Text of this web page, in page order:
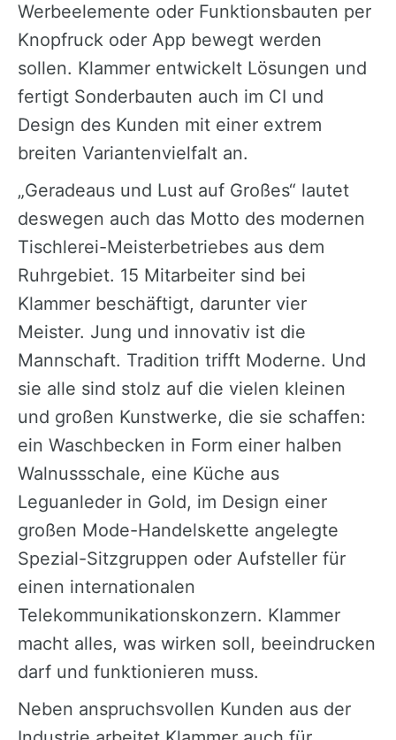
Werbeelemente oder Funktionsbauten per
Knopfruck oder App bewegt werden
sollen. Klammer entwickelt Lösungen und
fertigt Sonderbauten auch im CI und
Design des Kunden mit einer extrem
breiten Variantenvielfalt an.
„Geradeaus und Lust auf Großes“ lautet
deswegen auch das Motto des modernen
Tischlerei-Meisterbetriebes aus dem
Ruhrgebiet. 15 Mitarbeiter sind bei
Klammer beschäftigt, darunter vier
Meister. Jung und innovativ ist die
Mannschaft. Tradition trifft Moderne. Und
sie alle sind stolz auf die vielen kleinen
und großen Kunstwerke, die sie schaffen:
ein Waschbecken in Form einer halben
Walnussschale, eine Küche aus
Leguanleder in Gold, im Design einer
großen Mode-Handelskette angelegte
Spezial-Sitzgruppen oder Aufsteller für
einen internationalen
Telekommunikationskonzern. Klammer
macht alles, was wirken soll, beeindrucken
darf und funktionieren muss.
Neben anspruchsvollen Kunden aus der